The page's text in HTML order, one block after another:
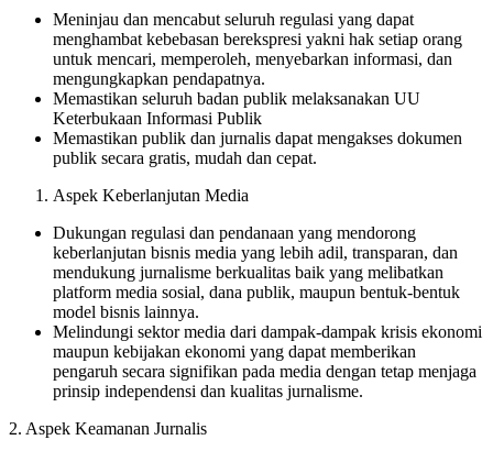
Meninjau dan mencabut seluruh regulasi yang dapat
menghambat kebebasan berekspresi yakni hak setiap orang
untuk mencari, memperoleh, menyebarkan informasi, dan
mengungkapkan pendapatnya.
Memastikan seluruh badan publik melaksanakan UU
Keterbukaan Informasi Publik
Memastikan publik dan jurnalis dapat mengakses dokumen
publik secara gratis, mudah dan cepat.
Aspek Keberlanjutan Media
Dukungan regulasi dan pendanaan yang mendorong
keberlanjutan bisnis media yang lebih adil, transparan, dan
mendukung jurnalisme berkualitas baik yang melibatkan
platform media sosial, dana publik, maupun bentuk-bentuk
model bisnis lainnya.
Melindungi sektor media dari dampak-dampak krisis ekonomi
maupun kebijakan ekonomi yang dapat memberikan
pengaruh secara signifikan pada media dengan tetap menjaga
prinsip independensi dan kualitas jurnalisme.
2. Aspek Keamanan Jurnalis